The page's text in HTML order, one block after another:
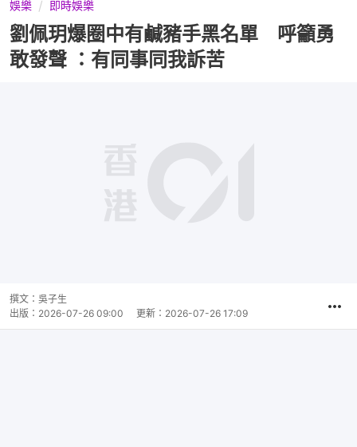
娛樂 即時娛樂
劉佩玥爆圈中有鹹豬手黑名單 呼籲勇
敢發聲 ：有同事同我訴苦
撰文： 吳子生
出版： 2026-07-26 09:00 更新： 2026-07-26 17:09